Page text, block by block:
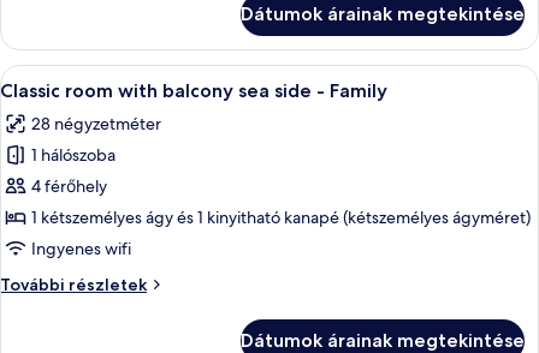
tengerre
(Family)
a
tengerre
(Family)
részletei
Dátumok árainak megtekintése
A
következő
szoba
összes
képének
megtekintése:
Classic
with
Egy modern szállodai szoba,
5
Classic room with balcony sea side - Family
28 négyzetméter
1 hálószoba
4 férőhely
1 kétszemélyes ágy és 1 kinyitható kanapé (kétszemélyes ágyméret)
Ingyenes wifi
További részletek
Classic
Dátumok árainak megtekintése